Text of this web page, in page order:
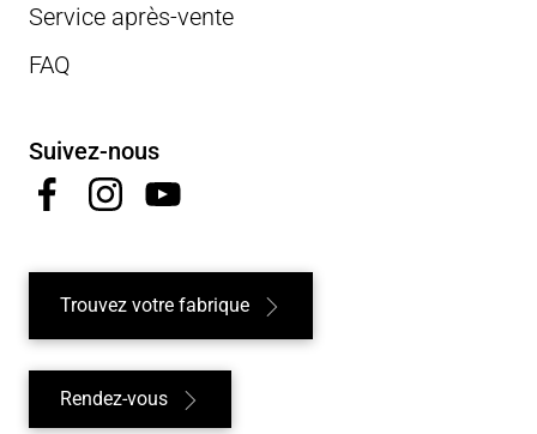
Service après-vente
FAQ
Suivez-nous
Trouvez votre fabrique
Rendez-vous